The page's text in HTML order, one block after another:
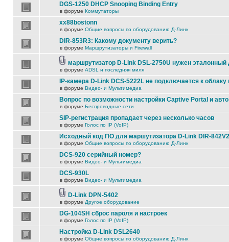
DGS-1250 DHCP Snooping Binding Entry
в форуме Коммутаторы
xx88bostonn
в форуме Общие вопросы по оборудованию Д-Линк
DIR-853R3: Какому документу верить?
в форуме Маршрутизаторы и Firewall
маршрутизатор D-Link DSL-2750U нужен эталонный
в форуме ADSL и последняя миля
IP-камера D-Link DCS-5222L не подключается к
в форуме Видео- и Мультимедиа
Вопрос по возможности настройки Captive Portal и
в форуме Беспроводные сети
SIP-регистрация пропадает через несколько часов
в форуме Голос по IP (VoIP)
Исходный код ПО для маршутизатора D-Link DIR-842V2
в форуме Общие вопросы по оборудованию Д-Линк
DCS-920 серийный номер?
в форуме Видео- и Мультимедиа
DCS-930L
в форуме Видео- и Мультимедиа
D-Link DPN-5402
в форуме Другое оборудование
DG-104SH сброс пароля и настроек
в форуме Голос по IP (VoIP)
Настройка D-Link DSL2640
в форуме Общие вопросы по оборудованию Д-Линк